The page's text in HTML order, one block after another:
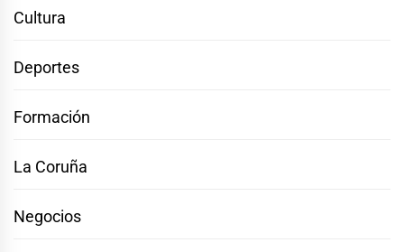
Cultura
Deportes
Formación
La Coruña
Negocios